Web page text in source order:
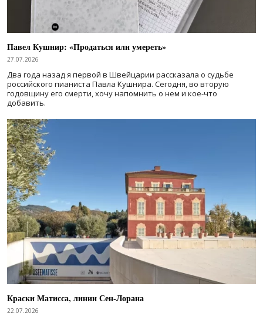
Павел Кушнир: «Продаться или умереть»
27.07.2026
Два года назад я первой в Швейцарии рассказала о судьбе
российского пианиста Павла Кушнира. Сегодня, во вторую
годовщину его смерти, хочу напомнить о нем и кое-что
добавить.
Краски Матисса, линии Сен-Лорана
22.07.2026